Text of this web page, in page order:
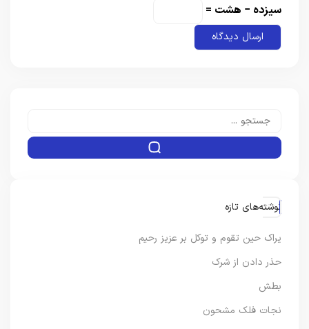
سیزده − هشت =
نوشته‌های تازه
یراک حین تقوم و توکل بر عزیز رحیم
حذر دادن از شرک
بطش
نجات فلک مشحون